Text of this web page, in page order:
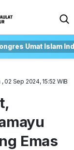
Umat Islam
, 02 Sep 2024, 15:52 WIB
Emas